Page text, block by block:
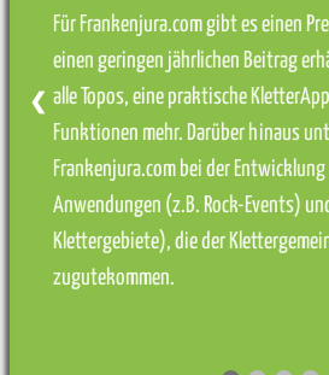
Für Frankenjura.com gibt es einen
einen geringen jährlichen Beitrag
alle Topos, eine praktische
Funktionen mehr. Darüber hinaus
Frankenjura.com bei der
Anwendungen (z.B. Rock-Events)
Klettergebiete), die der
zugutekommen.
❮